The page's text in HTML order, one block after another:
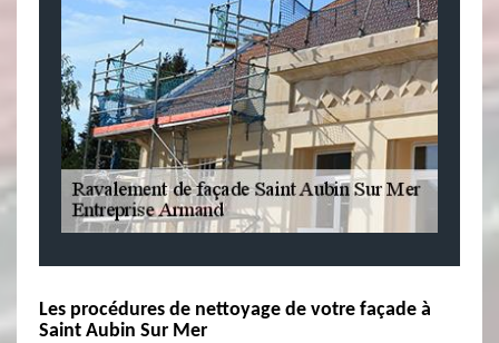
Les procédures de nettoyage de votre façade à
Saint Aubin Sur Mer